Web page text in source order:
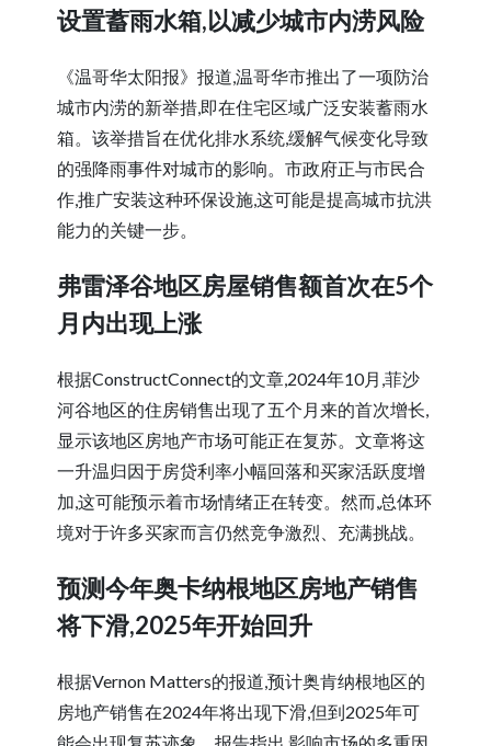
设置蓄雨水箱,以减少城市内涝风险
《温哥华太阳报》报道,温哥华市推出了一项防治
城市内涝的新举措,即在住宅区域广泛安装蓄雨水
箱。该举措旨在优化排水系统,缓解气候变化导致
的强降雨事件对城市的影响。市政府正与市民合
作,推广安装这种环保设施,这可能是提高城市抗洪
能力的关键一步。
弗雷泽谷地区房屋销售额首次在5个
月内出现上涨
根据ConstructConnect的文章,2024年10月,菲沙
河谷地区的住房销售出现了五个月来的首次增长,
显示该地区房地产市场可能正在复苏。文章将这
一升温归因于房贷利率小幅回落和买家活跃度增
加,这可能预示着市场情绪正在转变。然而,总体环
境对于许多买家而言仍然竞争激烈、充满挑战。
预测今年奥卡纳根地区房地产销售
将下滑,2025年开始回升
根据Vernon Matters的报道,预计奥肯纳根地区的
房地产销售在2024年将出现下滑,但到2025年可